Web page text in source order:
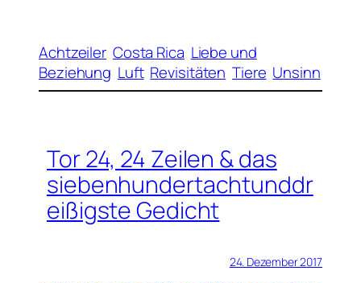
Achtzeiler Costa Rica Liebe und
Beziehung Luft Revisitäten Tiere Unsinn
Tor 24, 24 Zeilen & das
siebenhundertachtunddr
eißigste Gedicht
24. Dezember 2017